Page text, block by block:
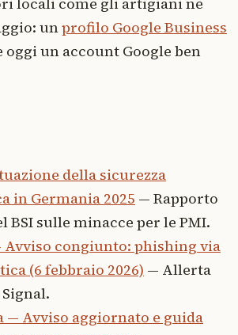
unprofilo Google Business
un account Google ben
della sicurezza
in Germania 2025 — Rapporto
BSI sulle minacce per le PMI.
Avviso congiunto: phishing via
(6 febbraio 2026) — Allerta
— Avviso aggiornato e guida